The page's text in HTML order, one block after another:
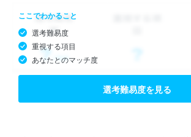
ここでわかること
選考難易度
重視する項目
あなたとのマッチ度
選考難易度を見る